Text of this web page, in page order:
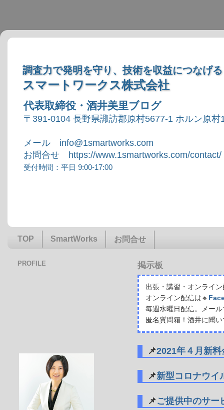
調査力で発明を守り、技術を収益につなげる
スマートワークス株式会社
代表取締役・酒井美里ブログ
〒391-0104 長野県諏訪郡原村5677-1 ホルン原村
メール info@1smartworks.com
お問合せ https://www.1smartworks.com/contact/
受付時間：平日 9:00-17:00
TOP SmartWorks お問合せ
掲示板
出張・講習・オンライ
オンライン配信は🔹
毎週水曜日配信。メー
匿名質問箱！酒井に聞
📌2021年４月新
📌新型コロナウイ
📌ご提供中のサー
PROFILE